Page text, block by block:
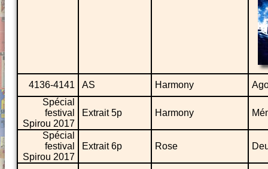
4136-4141 AS Harmony
Spécial
festival
Spirou 2017
Extrait 5p Harmony
Spécial
festival
Spirou 2017
Extrait 6p Rose